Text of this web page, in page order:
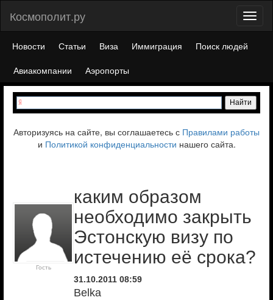
Космополит.ру
Новости Статьи Виза Иммиграция
Поиск людей
Авиакомпании
Аэропорты
Авторизуясь на сайте, вы соглашаетесь с Правилами работы
и Политикой конфиденциальности нашего сайта.
Гость
каким образом
необходимо закрыть
Эстонскую визу по
истечению её срока?
31.10.2011 08:59
Belka